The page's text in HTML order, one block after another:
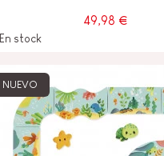
49,98 €
En stock
NUEVO